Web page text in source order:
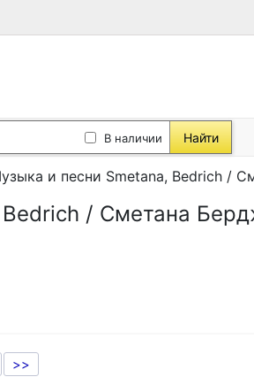
В наличии Найти
и песни Smetana, Bedrich /
/ Сметана
>>